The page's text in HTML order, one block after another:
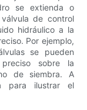
se extienda o
de control
hidráulico a la
Por ejemplo,
se pueden
sobre la
de siembra. A
para ilustrar el